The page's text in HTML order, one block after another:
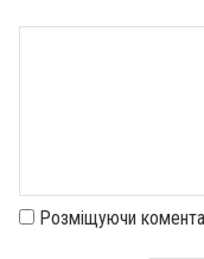
Розміщуючи